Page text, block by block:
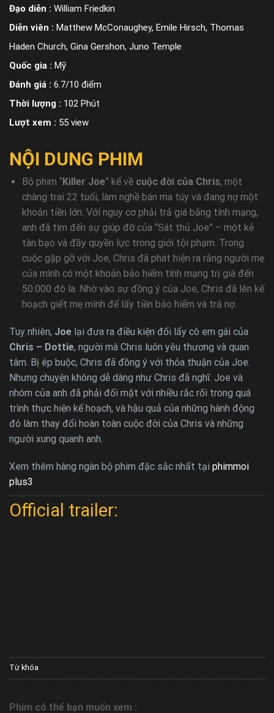
Đạo diễn : William Friedkin
Diễn viên : Matthew McConaughey, Emile Hirsch, Thomas
Haden Church, Gina Gershon, Juno Temple
Quốc gia : Mỹ
Đánh giá : 6.7/10 điểm
Thời lượng : 102 Phút
Lượt xem : 55 view
NỘI DUNG PHIM
Bộ phim “Killer Joe” kể về cuộc đời của Chris, một
chàng trai 22 tuổi, làm nghề bán ma túy và đang nợ một
khoản tiền lớn. Với nguy cơ phải trả giá bằng tính mạng,
anh đã tìm đến sự giúp đỡ của “Sát thủ Joe” – một kẻ
tàn bạo và đầy quyền lực trong giới tội phạm. Trong
cuộc gặp gỡ với Joe, Chris đã phát hiện ra rằng người mẹ
của mình có một khoản bảo hiểm tính mạng trị giá đến
50.000 đô la. Nhờ vào sự đồng ý của Joe, Chris đã lên kế
hoạch giết mẹ mình để lấy tiền bảo hiểm và trả nợ.
Tuy nhiên, Joe lại đưa ra điều kiện đổi lấy cô em gái của
Chris – Dottie, người mà Chris luôn yêu thương và quan
tâm. Bị ép buộc, Chris đã đồng ý với thỏa thuận của Joe.
Nhưng chuyện không dễ dàng như Chris đã nghĩ. Joe và
nhóm của anh đã phải đối mặt với nhiều rắc rối trong quá
trình thực hiện kế hoạch, và hậu quả của những hành động
đó làm thay đổi hoàn toàn cuộc đời của Chris và những
người xung quanh anh.
Xem thêm hàng ngàn bộ phim đặc sắc nhất tại phimmoi
plus3
Official trailer:
Từ khóa
Phim có thể bạn muốn xem :